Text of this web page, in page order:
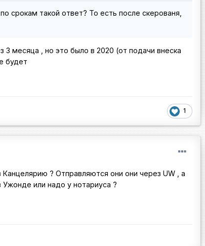
срокам такой ответ? То есть после скерованя,
месяца , но это было в 2020 (от подачи внеска
будет
1
? Отправляются они они через UW , а
или надо у нотариуса ?